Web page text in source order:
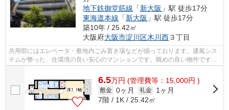
地下鉄御堂筋線 「新大阪 」駅 徒歩17分
東海道本線 「新大阪 」駅 徒歩17分
築10年 / 25.42㎡
大阪府大阪市淀川区木川西３丁目
共用部にはエレベータ・敷地内ごみ置き場などが揃っております。通風シス
テムが整った、住環境の良い安心のマンションです。眺めの良い物件です。
落ち着いた街並みにフィットする外観...
6.5万円 (管理費等：15,000円 )
敷金 0ヶ月 礼金
1ヶ月
7階 / 1K / 25.42㎡